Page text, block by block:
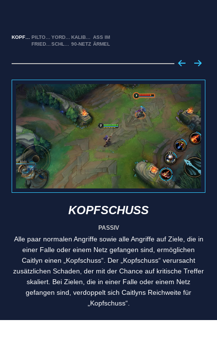
PILTOVER-​YORDLE-KALIBER
90-NETZ
ASS IM
ÄRMEL
KOPFSCHUSS
PASSIV
Alle paar normalen Angriffe sowie alle Angriffe auf Ziele, die in
einer Falle oder einem Netz gefangen sind, ermöglichen
Caitlyn einen „Kopfschuss“. Der „Kopfschuss“ verursacht
zusätzlichen Schaden, der mit der Chance auf kritische Treffer
skaliert. Bei Zielen, die in einer Falle oder einem Netz
gefangen sind, verdoppelt sich Caitlyns Reichweite für
„Kopfschuss“.